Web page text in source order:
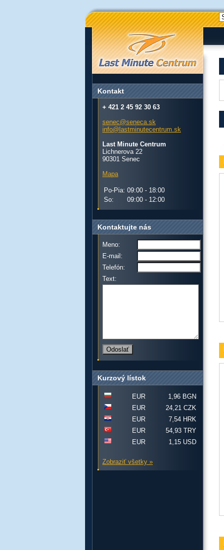
Kontakt
+ 421 2 45 92 30 63
senec@seneca.sk
info@lastminutecentrum.sk
Last Minute Centrum
Lichnerova 22
90301 Senec
Mapa
Po-Pia: 09:00 - 18:00
So:
09:00 - 12:00
Kontaktujte nás
Meno:
E-mail:
Telefón:
Text:
Kurzový lístok
EUR
1,96 BGN
EUR
24,21 CZK
EUR
7,54 HRK
EUR
54,93 TRY
EUR
1,15 USD
Zobraziť všetky »